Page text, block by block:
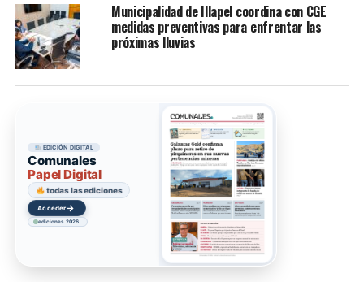
Municipalidad de Illapel coordina con CGE
medidas preventivas para enfrentar las
próximas lluvias
EDICIÓN DIGITAL
Comunales
Papel Digital
todas las ediciones
Acceder→
ediciones 2026